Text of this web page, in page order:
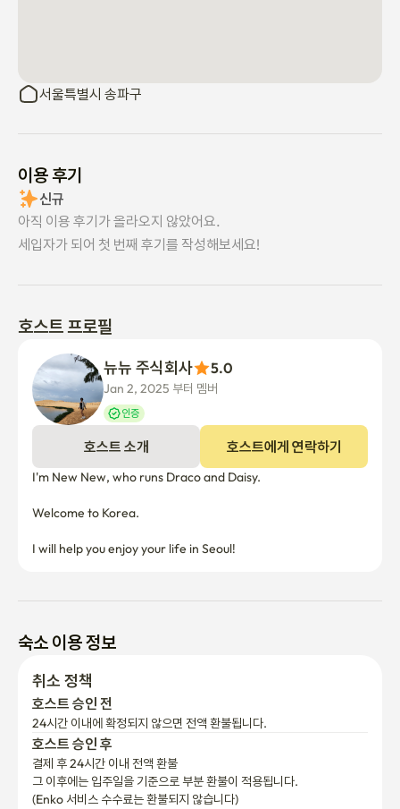
서울특별시 송파구
이용 후기
신규
아직 이용 후기가 올라오지 않았어요.
세입자가 되어 첫 번째 후기를 작성해보세요!
호스트 프로필
뉴뉴 주식회사 5.0
Jan 2, 2025 부터 멤버
인증
호스트 소개 호스트에게 연락하기
I'm New New, who runs Draco and Daisy.
Welcome to Korea.
I will help you enjoy your life in Seoul!
숙소 이용 정보
취소 정책
호스트 승인 전
24시간 이내에 확정되지 않으면 전액 환불됩니다.
호스트 승인 후
결제 후 24시간 이내 전액 환불
그 이후에는 입주일을 기준으로 부분 환불이 적용됩니다.
(Enko 서비스 수수료는 환불되지 않습니다)